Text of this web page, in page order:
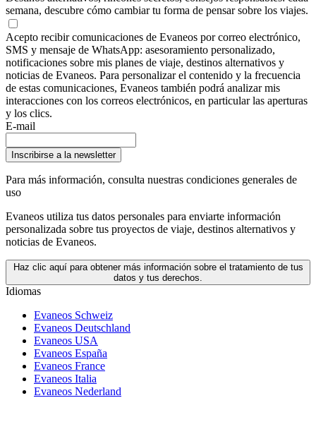
semana, descubre cómo cambiar tu forma de pensar sobre los viajes.
Acepto recibir comunicaciones de Evaneos por correo electrónico,
SMS y mensaje de WhatsApp: asesoramiento personalizado,
notificaciones sobre mis planes de viaje, destinos alternativos y
noticias de Evaneos. Para personalizar el contenido y la frecuencia
de estas comunicaciones, Evaneos también podrá analizar mis
interacciones con los correos electrónicos, en particular las aperturas
y los clics.
E-mail
Inscribirse a la newsletter
Para más información, consulta nuestras condiciones generales de
uso
Evaneos utiliza tus datos personales para enviarte información
personalizada sobre tus proyectos de viaje, destinos alternativos y
noticias de Evaneos.
Haz clic aquí para obtener más información sobre el tratamiento de tus
datos y tus derechos.
Idiomas
Evaneos Schweiz
Evaneos Deutschland
Evaneos USA
Evaneos España
Evaneos France
Evaneos Italia
Evaneos Nederland